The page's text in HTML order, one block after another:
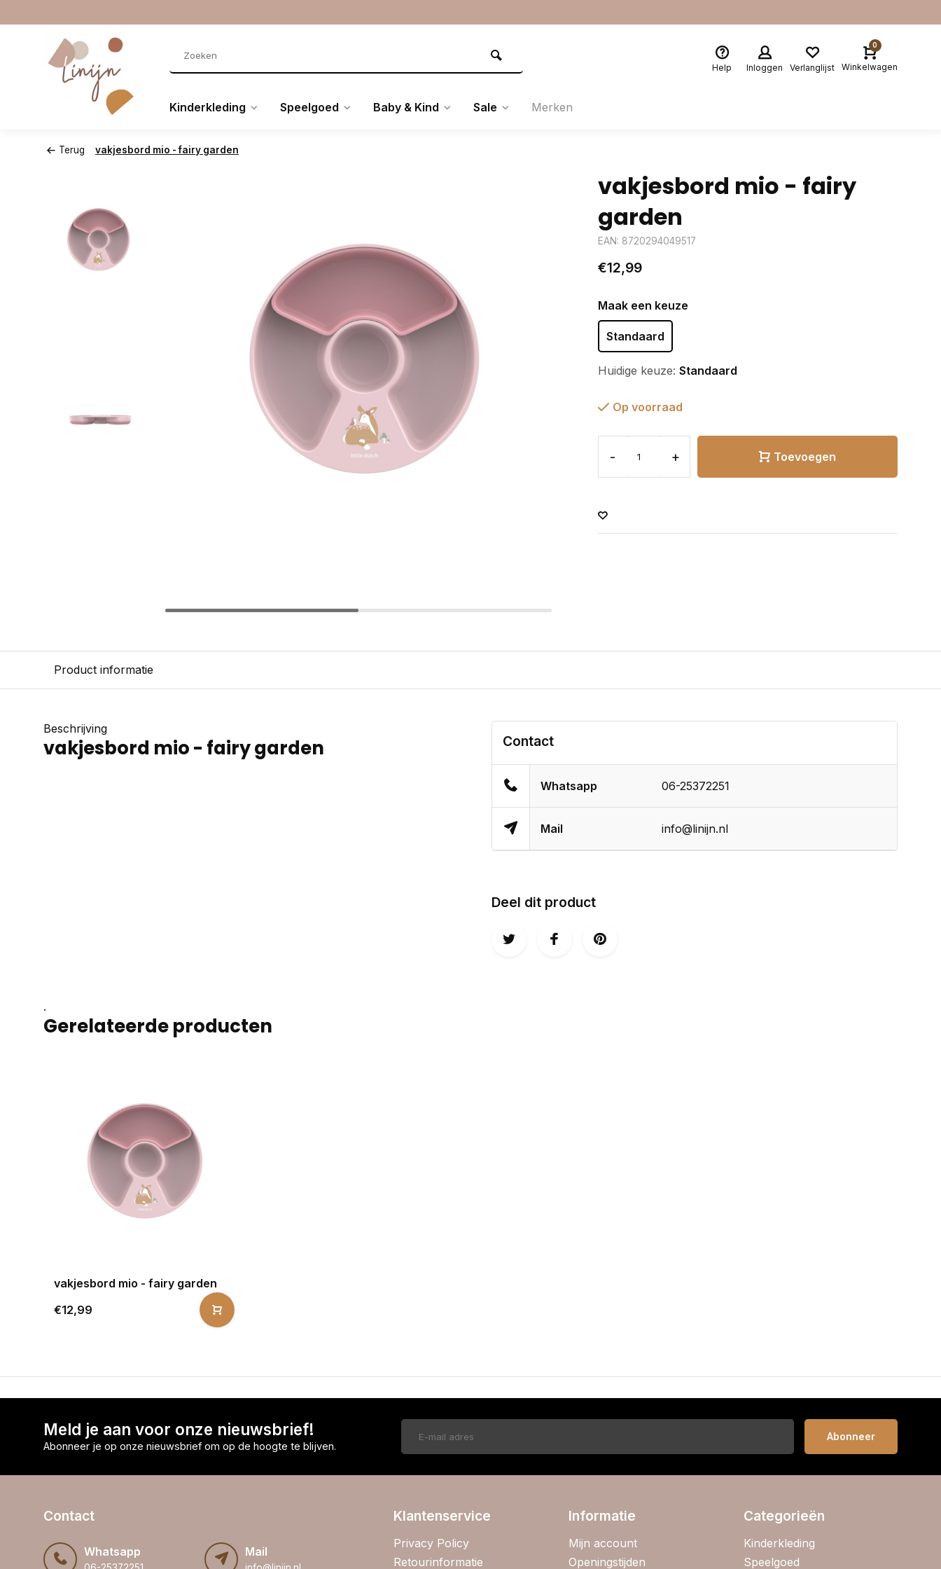
Help Inloggen Verlanglijst
0
Winkelwagen
Kinderkleding Speelgoed Baby & Kind Sale Merken
Terug vakjesbord mio - fairy garden
vakjesbord mio - fairy
garden
EAN: 8720294049517
€12,99
Maak een keuze
Standaard
Huidige keuze: Standaard
Op voorraad
- + Toevoegen
Product informatie
Beschrijving
vakjesbord mio - fairy garden Contact
Whatsapp 06-25372251
Mail info@linijn.nl
Deel dit product
.
Gerelateerde producten
vakjesbord mio - fairy garden
€12,99
Meld je aan voor onze nieuwsbrief!
Abonneer je op onze nieuwsbrief om op de hoogte te blijven.
Abonneer
Contact
Whatsapp Mail
Klantenservice
Privacy Policy
Retourinformatie
Informatie
Mijn account
Openingstijden
Categorieën
Kinderkleding
Speelgoed